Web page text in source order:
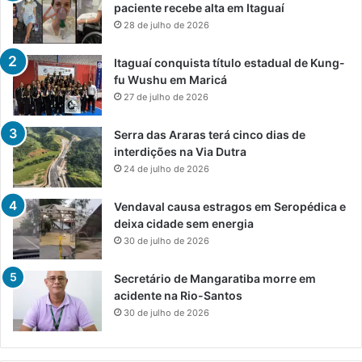
paciente recebe alta em Itaguaí
28 de julho de 2026
Itaguaí conquista título estadual de Kung-
fu Wushu em Maricá
27 de julho de 2026
Serra das Araras terá cinco dias de
interdições na Via Dutra
24 de julho de 2026
Vendaval causa estragos em Seropédica e
deixa cidade sem energia
30 de julho de 2026
Secretário de Mangaratiba morre em
acidente na Rio-Santos
30 de julho de 2026